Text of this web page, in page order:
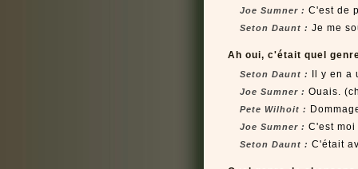
Joe Sumner : C'est de
Seton Daunt : Je me
Ah oui, c'était quel
Seton Daunt : Il y en a
Joe Sumner : Ouais.
Pete Wilhoit :
Joe Sumner : C'est
Seton Daunt : C'était